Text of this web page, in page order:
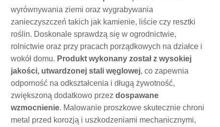
wyrównywania ziemi oraz wygrabywania
zanieczyszczeń takich jak kamienie, liście czy resztki
roślin. Doskonale sprawdzą się w ogrodnictwie,
rolnictwie oraz przy pracach porządkowych na działce i
wokół domu. Produkt wykonany został z wysokiej
jakości, utwardzonej stali węglowej, co zapewnia
odporność na odkształcenia i długą żywotność,
zwiększoną dodatkowo przezdospawane
wzmocnienie. Malowanie proszkowe skutecznie chroni
metal przed korozją i uszkodzeniami mechanicznymi,